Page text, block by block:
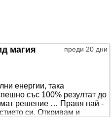
преди 20 дни
магия
енергии, така
със 100% резултат до
решение … Правя най -
си. Откривам и